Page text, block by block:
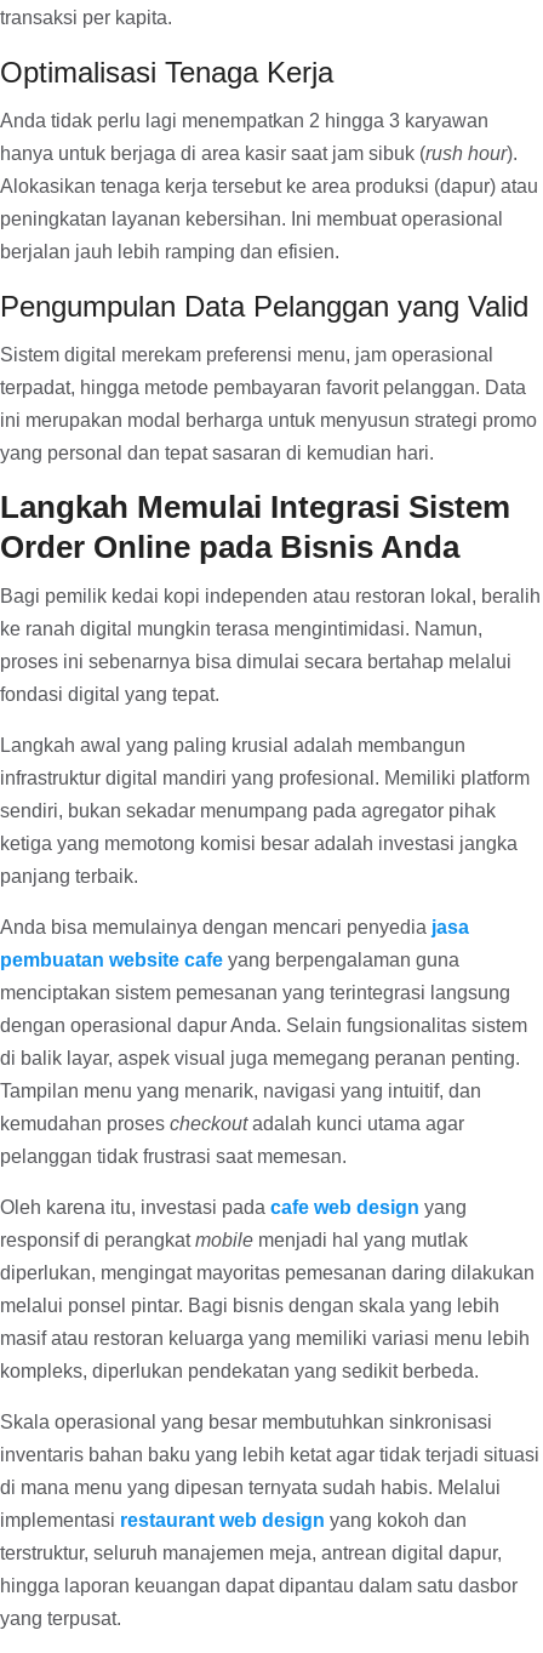
transaksi per kapita.
Optimalisasi Tenaga Kerja
Anda tidak perlu lagi menempatkan 2 hingga 3 karyawan
hanya untuk berjaga di area kasir saat jam sibuk (rush hour).
Alokasikan tenaga kerja tersebut ke area produksi (dapur) atau
peningkatan layanan kebersihan. Ini membuat operasional
berjalan jauh lebih ramping dan efisien.
Pengumpulan Data Pelanggan yang Valid
Sistem digital merekam preferensi menu, jam operasional
terpadat, hingga metode pembayaran favorit pelanggan. Data
ini merupakan modal berharga untuk menyusun strategi promo
yang personal dan tepat sasaran di kemudian hari.
Langkah Memulai Integrasi Sistem
Order Online pada Bisnis Anda
Bagi pemilik kedai kopi independen atau restoran lokal, beralih
ke ranah digital mungkin terasa mengintimidasi. Namun,
proses ini sebenarnya bisa dimulai secara bertahap melalui
fondasi digital yang tepat.
Langkah awal yang paling krusial adalah membangun
infrastruktur digital mandiri yang profesional. Memiliki platform
sendiri, bukan sekadar menumpang pada agregator pihak
ketiga yang memotong komisi besar adalah investasi jangka
panjang terbaik.
Anda bisa memulainya dengan mencari penyedia jasa
pembuatan website cafe yang berpengalaman guna
menciptakan sistem pemesanan yang terintegrasi langsung
dengan operasional dapur Anda. Selain fungsionalitas sistem
di balik layar, aspek visual juga memegang peranan penting.
Tampilan menu yang menarik, navigasi yang intuitif, dan
kemudahan proses checkoutadalah kunci utama agar
pelanggan tidak frustrasi saat memesan.
Oleh karena itu, investasi pada cafe web design yang
responsif di perangkatmobile menjadi hal yang mutlak
diperlukan, mengingat mayoritas pemesanan daring dilakukan
melalui ponsel pintar. Bagi bisnis dengan skala yang lebih
masif atau restoran keluarga yang memiliki variasi menu lebih
kompleks, diperlukan pendekatan yang sedikit berbeda.
Skala operasional yang besar membutuhkan sinkronisasi
inventaris bahan baku yang lebih ketat agar tidak terjadi situasi
di mana menu yang dipesan ternyata sudah habis. Melalui
implementasi restaurant web design yang kokoh dan
terstruktur, seluruh manajemen meja, antrean digital dapur,
hingga laporan keuangan dapat dipantau dalam satu dasbor
yang terpusat.